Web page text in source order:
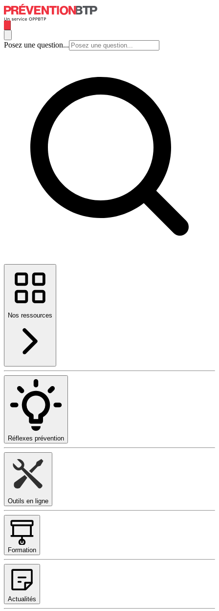
Posez une question...
Nos ressources
Réflexes prévention
Outils en ligne
Formation
Actualités